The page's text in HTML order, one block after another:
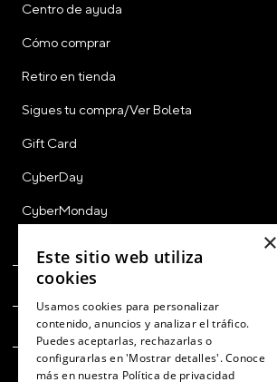
Centro de ayuda
Cómo comprar
Retiro en tienda
Sigues tu compra/Ver Boleta
Gift Card
CyberDay
CyberMonday
CUENTA
LEGAL
CONOCE MÁS DE CROCS
×
Este sitio web utiliza
cookies
Usamos cookies para personalizar
contenido, anuncios y analizar el tráfico.
Puedes aceptarlas, rechazarlas o
configurarlas en 'Mostrar detalles'. Conoce
más en nuestra Política de privacidad